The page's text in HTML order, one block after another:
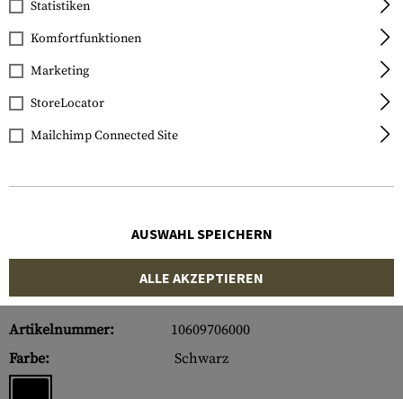
Technaclip
Clip for 1911 Defender /
Officer / Compact
Artikelnummer:
10609706000
Farbe:
Schwarz
Statistiken
Komfortfunktionen
Marketing
StoreLocator
Mailchimp Connected Site
AUSWAHL SPEICHERN
ALLE AKZEPTIEREN